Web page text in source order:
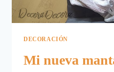
DECORACIÓN
Mi nueva